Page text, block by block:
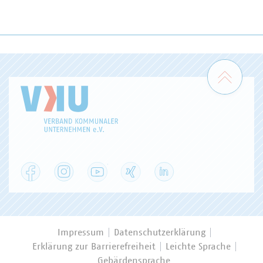
Zum
Facebook Instagram YouTube
Impressum
Datenschutzerklärung
Erklärung zur Barrierefreiheit
Leichte Sprache
Gebärdensprache